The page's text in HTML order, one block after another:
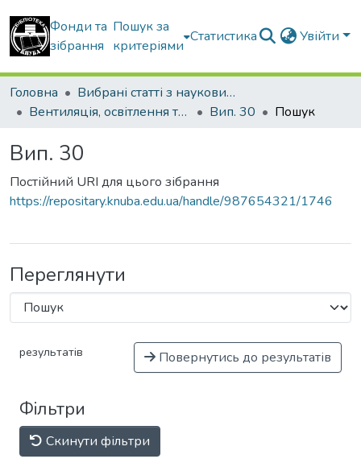
Фонди та
зібрання
Пошук за
критеріями
Статистика Увійти
Головна
Вибрані статті з наукових збірників КНУБА
Вентиляція, освітлення та теплогазопостачання
Вип. 30 Пошук
Вип. 30
Постійний URI для цього зібрання
https://repositary.knuba.edu.ua/handle/987654321/1746
Переглянути
результатів Повернутись до результатів
Фільтри
Скинути фільтри